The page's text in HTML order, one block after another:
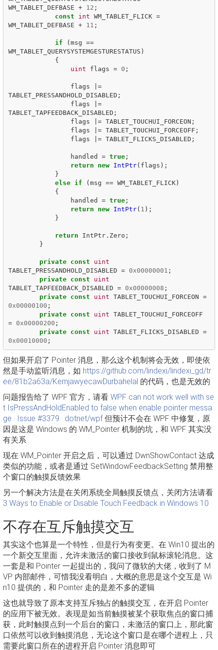
WM_TABLET_DEFBASE + 12 ;
const
int WM_TABLET_FLICK =
WM_TABLET_DEFBASE + 11 ;
if ( msg ==
WM_TABLET_QUERYSYSTEMGESTURESTATUS )
{
uint
flags = 0 ;
flags
|=
TABLET_PRESSANDHOLD_DISABLED ;
flags
|=
TABLET_TAPFEEDBACK_DISABLED ;
flags
|= TABLET_TOUCHUI_FORCEON ;
flags
|= TABLET_TOUCHUI_FORCEOFF ;
flags
|= TABLET_FLICKS_DISABLED ;
handled = true;
return
new IntPtr( flags );
}
else
if ( msg == WM_TABLET_FLICK)
{
handled
= true;
return
new IntPtr( 1 );
}
return IntPtr. Zero ;
}
private const
uint
TABLET_PRESSANDHOLD_DISABLED = 0x00000001 ;
private
const
uint
TABLET_TAPFEEDBACK_DISABLED = 0x00000008 ;
private
const uint TABLET_TOUCHUI_FORCEON =
0x00000100 ;
private
const uint TABLET_TOUCHUI_FORCEOFF
=
0x00000200 ;
private
const uint TABLET_FLICKS_DISABLED =
0x00010000 ;
但如果开启了 Pointer 消息，那么这个机制将会无效，即使依
然是手动监听消息，如 https://github.com/lindexi/lindexi_gd/tr
ee/81b2a63a/KemjawyecawDurbahelal 的代码，也是无效的
问题报告给了 WPF 官方，请看 WPF can not work well with se
t IsPressAndHoldEnabled to false when enable pointer messa
ge · Issue #3379 · dotnet/wpf 但预计不会在 WPF 中修复，原
因是这是 Windows 的 WM_Pointer 机制的坑，和 WPF 其实没
有关系
现在 WM_Pointer 开启之后，可以通过 DwnShowContact 达成
类似的功能，或者是通过 SetWindowFeedbackSetting 禁用整
个窗口的触摸反馈效果
另一个解决方法是在关闭系统全局触摸反馈点，关闭方法请看
3 Ways to Enable or Disable Touch Feedback in Windows 10
不存在互斥触摸交互
其实这个也算是一个特性，但是行为有变更。在 Win10 提出的
一个新交互里面，允许未激活的窗口接收到鼠标滚轮消息。这
一套是和 Pointer 一起提出的，我问了微软的大佬，收到了 M
VP 内部邮件，可惜我没看明白，大概的意思是这个交互是 Wi
n10 提供的，和 Pointer 走的是差不多的逻辑
这也就导致了原本支持互斥独占的触摸交互，在开启 Pointer
的应用下被无效。表现是如当前触摸被某个获取焦点的窗口捕
获，此时触摸点到一个后台的窗口，未激活的窗口上，那此窗
口依然可以收到触摸消息，无论这个窗口是在哪个进程上，只
需要此窗口所在的进程开启 Pointer 消息即可